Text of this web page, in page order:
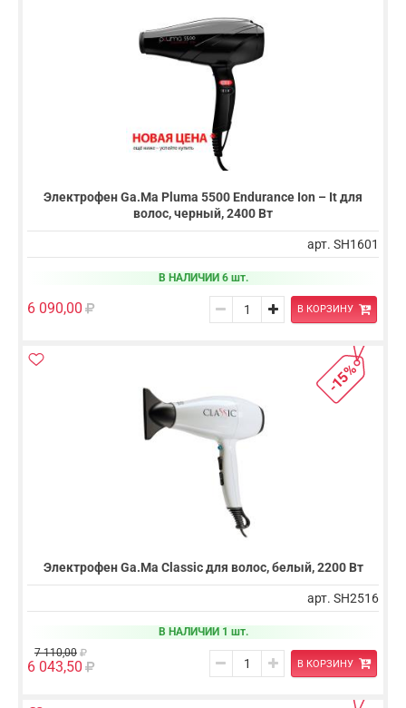
Электрофен Ga.Ma Pluma 5500 Endurance Ion – It для
волос, черный, 2400 Вт
арт. SH1601
В НАЛИЧИИ 6 шт.
6 090,00 В КОРЗИНУ
-15%
Электрофен Ga.Ma Classic для волос, белый, 2200 Вт
арт. SH2516
В НАЛИЧИИ 1 шт.
7 110,00
6 043,50 В КОРЗИНУ